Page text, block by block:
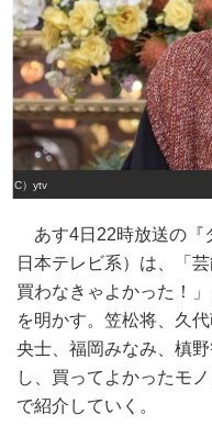
（C）ytv
あす4日22時放送の『
日本テレビ系）は、「
買わなきゃよかった！
を明かす。笠松将、久
央士、福岡みなみ、槙
し、買ってよかったモ
で紹介していく。